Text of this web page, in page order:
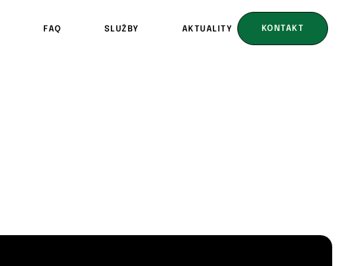
FAQ SLUŽBY AKTUALITY KONTAKT